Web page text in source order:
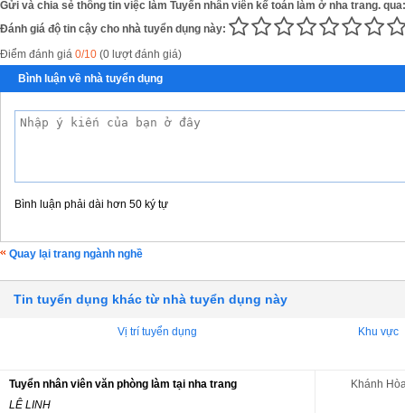
Gửi và chia sẻ thông tin việc làm Tuyển nhân viên kế toán làm ở nha trang. qua:
Đánh giá độ tin cậy cho nhà tuyển dụng này:
Điểm đánh giá 0/10 (0 lượt đánh giá)
Bình luận về nhà tuyển dụng
Bình luận phải dài hơn 50 ký tự
Quay lại trang ngành nghề
Tin tuyển dụng khác từ nhà tuyển dụng này
Vị trí tuyển dụng Khu vực
Tuyển nhân viên văn phòng làm tại nha trang
LÊ LINH
Khánh